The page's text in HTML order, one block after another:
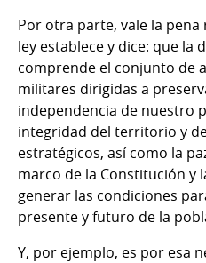
Por otra parte, vale la
ley establece y dice: que la
comprende el conjunto de
militares dirigidas a
independencia de nuestro
integridad del territorio y
estratégicos, así como la
marco de la Constitución y
generar las condiciones
presente y futuro de la
Y, por ejemplo, es por esa